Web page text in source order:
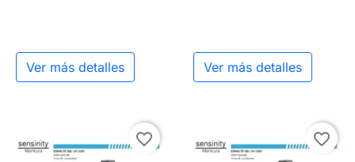
Ver más detalles Ver más detalles
favorite_border favorite_border